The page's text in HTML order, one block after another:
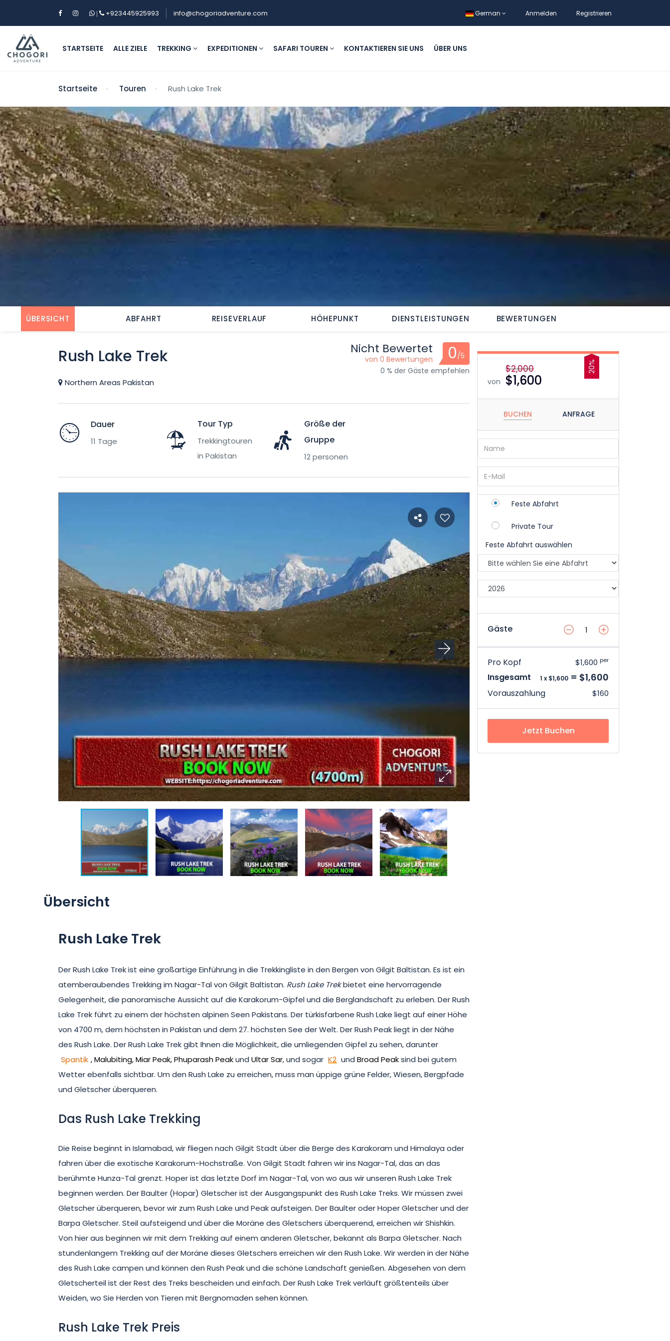
| +923445925993 info@chogoriadventure.com German Anmelden Registrieren
STARTSEITE ALLE ZIELE TREKKING EXPEDITIONEN SAFARI TOUREN KONTAKTIEREN SIE UNS ÜBER UNS
Startseite Touren Rush Lake Trek
ÜBERSICHT ABFAHRT REISEVERLAUF HÖHEPUNKT DIENSTLEISTUNGEN BEWERTUNGEN
Rush Lake Trek
Northern Areas Pakistan
Nicht Bewertet
von 0 Bewertungen 0/5
0 % der Gäste empfehlen
Dauer
11 Tage
Tour Typ
Trekkingtouren
in Pakistan
Größe der
Gruppe
12 personen
Übersicht
Rush Lake Trek
Der Rush Lake Trek ist eine großartige Einführung in die Trekkingliste in den Bergen von Gilgit Baltistan. Es ist ein
atemberaubendes Trekking im Nagar-Tal von Gilgit Baltistan. Rush Lake Trekbietet eine hervorragende
Gelegenheit, die panoramische Aussicht auf die Karakorum-Gipfel und die Berglandschaft zu erleben. Der Rush
Lake Trek führt zu einem der höchsten alpinen Seen Pakistans. Der türkisfarbene Rush Lake liegt auf einer Höhe
von 4700 m, dem höchsten in Pakistan und dem 27. höchsten See der Welt. Der Rush Peak liegt in der Nähe
des Rush Lake. Der Rush Lake Trek gibt Ihnen die Möglichkeit, die umliegenden Gipfel zu sehen, darunter
Spantik , Malubiting, Miar Peak, Phuparash Peakund Ultar Sar, und sogar K2 und Broad Peaksind bei gutem
Wetter ebenfalls sichtbar. Um den Rush Lake zu erreichen, muss man üppige grüne Felder, Wiesen, Bergpfade
und Gletscher überqueren.
Das Rush Lake Trekking
Die Reise beginnt in Islamabad, wir fliegen nach Gilgit Stadt über die Berge des Karakoram und Himalaya oder
fahren über die exotische Karakorum-Hochstraße. Von Gilgit Stadt fahren wir ins Nagar-Tal, das an das
berühmte Hunza-Tal grenzt. Hoper ist das letzte Dorf im Nagar-Tal, von wo aus wir unseren Rush Lake Trek
beginnen werden. Der Baulter (Hopar) Gletscher ist der Ausgangspunkt des Rush Lake Treks. Wir müssen zwei
Gletscher überqueren, bevor wir zum Rush Lake und Peak aufsteigen. Der Baulter oder Hoper Gletscher und der
Barpa Gletscher. Steil aufsteigend und über die Moräne des Gletschers überquerend, erreichen wir Shishkin.
Von hier aus beginnen wir mit dem Trekking auf einem anderen Gletscher, bekannt als Barpa Gletscher. Nach
stundenlangem Trekking auf der Moräne dieses Gletschers erreichen wir den Rush Lake. Wir werden in der Nähe
des Rush Lake campen und können den Rush Peak und die schöne Landschaft genießen. Abgesehen von dem
Gletscherteil ist der Rest des Treks bescheiden und einfach. Der Rush Lake Trek verläuft größtenteils über
Weiden, wo Sie Herden von Tieren mit Bergnomaden sehen können.
Rush Lake Trek Preis
20%
von
$2,000
$1,600
BUCHEN ANFRAGE
Feste Abfahrt
Private Tour
Feste Abfahrt auswählen
Gäste
Pro Kopf $1,600 per
Insgesamt 1 x $1,600 = $1,600
Vorauszahlung $160
Jetzt Buchen